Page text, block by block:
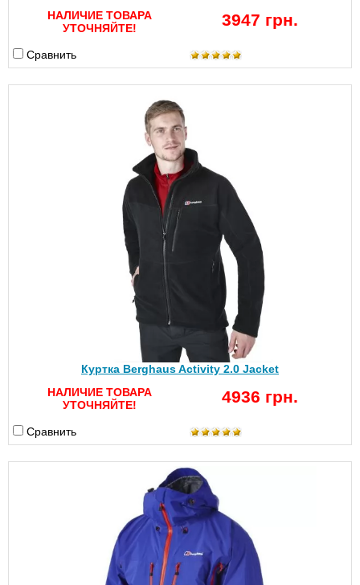
НАЛИЧИЕ ТОВАРА
УТОЧНЯЙТЕ!
3947 грн.
Сравнить
Куртка Berghaus Activity 2.0 Jacket
НАЛИЧИЕ ТОВАРА
УТОЧНЯЙТЕ!
4936 грн.
Сравнить